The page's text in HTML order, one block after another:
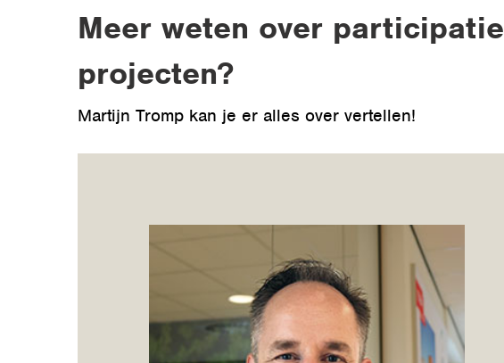
Meer weten over participatie
projecten?
Martijn Tromp kan je er alles over vertellen!